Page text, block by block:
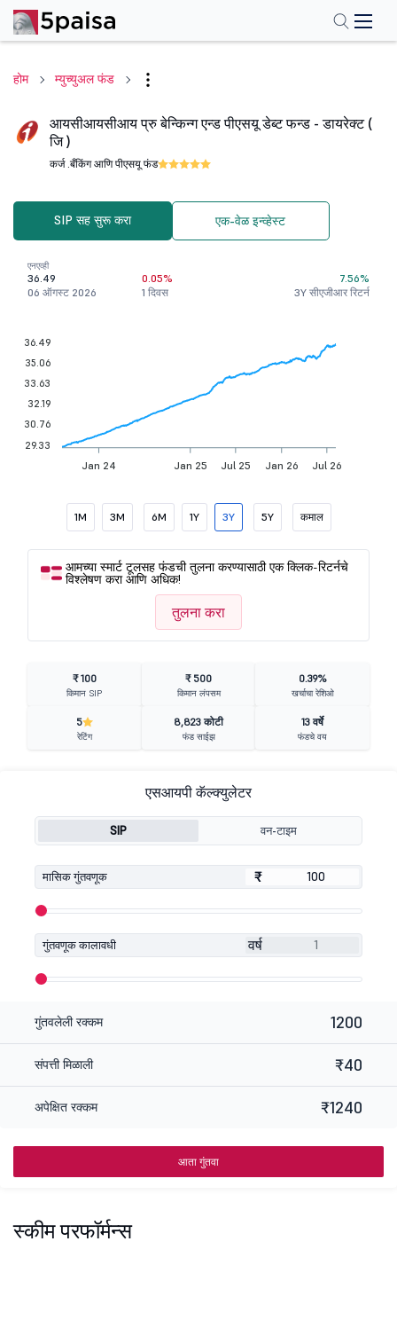
होम म्युच्युअल फंड
आयसीआयसीआय प्रु बेन्किन्ग एन्ड पीएसयू डेब्ट फन्ड - डायरेक्ट (
जि )
कर्ज .बँकिंग आणि पीएसयू फंड
SIP सह सुरू करा एक-वेळ इन्व्हेस्ट
एनएव्ही
36.49
06 ऑगस्ट 2026
0.05%
1 दिवस
7.56%
3Y सीएजीआर रिटर्न
Jan 24 Jan 25 Jul 25 Jan 26 Jul 26
36.49
35.06
33.63
32.19
30.76
29.33
1M 3M 6M 1Y 3Y 5Y कमाल
आमच्या स्मार्ट टूलसह फंडची तुलना करण्यासाठी एक क्लिक-रिटर्नचे
विश्लेषण करा आणि अधिक!
तुलना करा
₹ 100
किमान SIP
₹ 500
किमान लंपसम
0.39%
खर्चाचा रेशिओ
5
रेटिंग
8,823 कोटी
फंड साईझ
13 वर्षे
फंडचे वय
एसआयपी कॅल्क्युलेटर
SIP वन-टाइम
मासिक गुंतवणूक ₹
₹
गुंतवणूक कालावधी वर्ष
गुंतवलेली रक्कम 1200
संपत्ती मिळाली ₹40
अपेक्षित रक्कम ₹1240
आता गुंतवा
स्कीम परफॉर्मन्स